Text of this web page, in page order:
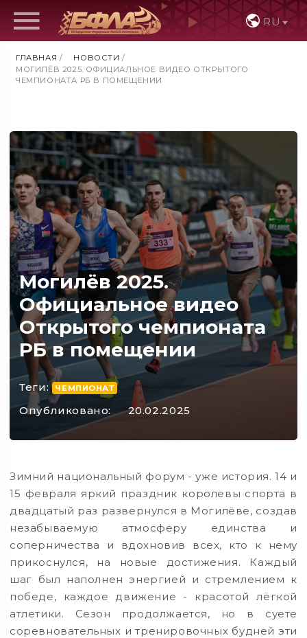
RU
ГЛАВНАЯ / НОВОСТИ /
МОГИЛЁВ 2025. ОФИЦИАЛЬНОЕ ВИДЕО ОТКРЫТОГО
ЧЕМПИОНАТА РБ В ПОМЕЩЕНИИ
Могилёв 2025.
Официальное видео
Открытого чемпионата
РБ в помещении
Теги: ЧЕМПИОНАТ
Опубликовано: 20.02.2025
Зимний национальный форум - уже история. 14 и
15 февраля яркий праздник королевы спорта в
двадцатый раз развернулся в Могилёве, создав
незабываемую атмосферу единства и
соперничества и вдохновив всех, кто к нему
прикоснулся, на новые достижения. Каждый
шаг был наполнен энергией и стремлением к
победе, каждое движение - красотой лёгкой
атлетики. Сезон продолжается, но в суете
соревновательных и тренировочных будней эти